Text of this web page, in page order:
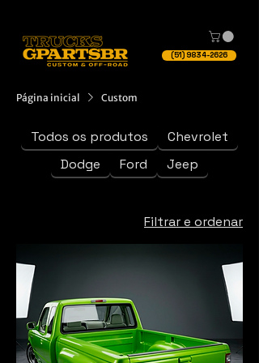
(51) 9834-2626
Página inicial Custom
Todos os produtos
Chevrolet
Dodge
Ford Jeep
Filtrar e ordenar